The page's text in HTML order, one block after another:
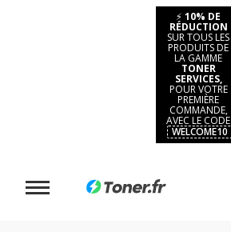
⚡ 10% DE
RÉDUCTION
SUR TOUS LES
PRODUITS DE
LA GAMME
TONER
SERVICES,
POUR VOTRE
PREMIÈRE
COMMANDE,
AVEC LE CODE
WELCOME10